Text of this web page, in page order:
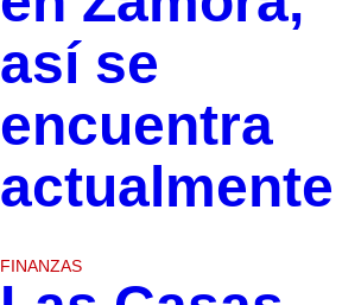
así se
encuentra
actualmente
FINANZAS